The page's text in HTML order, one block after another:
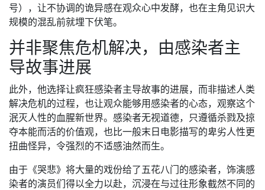
号），让不协调的诡异感在观众心中发酵，也在主角见识大
规模的混乱前就埋下伏笔。
并非聚焦危机解决，由感染者主
导故事进展
此外，他选择让疯狂感染者主导故事的进展，而非描述人类
解决危机的过程，也让观众能够用感染者的心态，观察这个
泯灭人性的血腥新世界。感染者无视道德，只遵循杀戮及掠
夺本能而活的价值观，也比一般末日电影描写的卑劣人性更
扭曲怪异，令强烈的不适感油然而生。
由于《哭悲》将大量的戏份给了五花八门的感染者，饰演感
染者的演员们得以全力以赴，沉浸在与过往形象截然不同的